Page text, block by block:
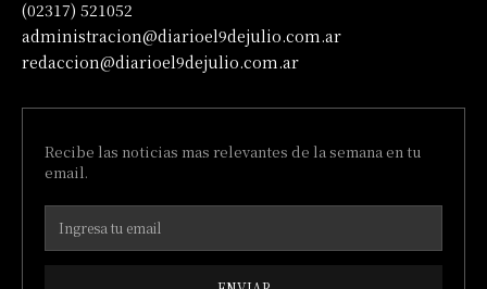
(02317) 521052
administracion@diarioel9dejulio.com.ar
redaccion@diarioel9dejulio.com.ar
Recibe las noticias mas relevantes de la semana en tu
email.